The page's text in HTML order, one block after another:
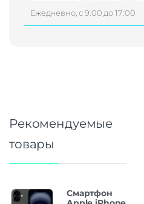
Ежедневно, с 9:00 до 17:00
Рекомендуемые
товары
Смартфон